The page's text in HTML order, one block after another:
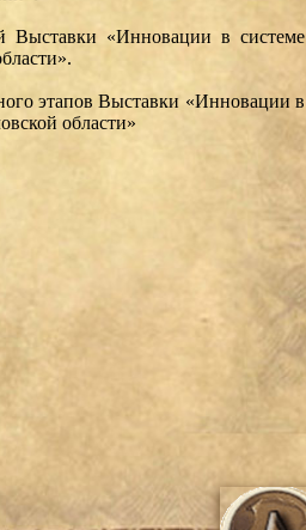
Выставки «Инновации в системе
этапов Выставки «Инновации в
области»